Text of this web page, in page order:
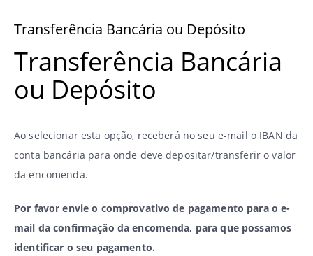
Transferência Bancária ou Depósito
Transferência Bancária
ou Depósito
Ao selecionar esta opção, receberá no seu e-mail o IBAN da
conta bancária para onde deve depositar/transferir o valor
da encomenda.
Por favor envie o comprovativo de pagamento para o e-
mail da confirmação da encomenda, para que possamos
identificar o seu pagamento.